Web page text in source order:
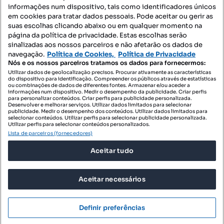
Mapa do Site
Contacte-nos
SIGA-NOS:
DESCARREGAR NA:
© 2026 Imovirtual.com, OLX Portugal, S.A.
TERMOS DE UTILIZAÇÃO
POLÍTICA DE PRIVACIDADE
CONFIGURAÇÕES DE PRIVACIDADE
informações num dispositivo, tais como identificadores únicos
em cookies para tratar dados pessoais. Pode aceitar ou gerir as
suas escolhas clicando abaixo ou em qualquer momento na
página da política de privacidade. Estas escolhas serão
sinalizadas aos nossos parceiros e não afetarão os dados de
navegação. Política de Cookies, Política de Privacidade
Nós e os nossos parceiros tratamos os dados para fornecermos:
Utilizar dados de geolocalização precisos. Procurar ativamente as características
do dispositivo para identificação. Compreender os públicos através de estatísticas
ou combinações de dados de diferentes fontes. Armazenar e/ou aceder a
informações num dispositivo. Medir o desempenho da publicidade. Criar perfis
para personalizar conteúdos. Criar perfis para publicidade personalizada.
Desenvolver e melhorar serviços. Utilizar dados limitados para selecionar
publicidade. Medir o desempenho dos conteúdos. Utilizar dados limitados para
selecionar conteúdos. Utilizar perfis para selecionar publicidade personalizada.
Utilizar perfis para selecionar conteúdos personalizados.
Lista de parceiros (fornecedores)
Aceitar tudo
Aceitar necessários
Definir preferências